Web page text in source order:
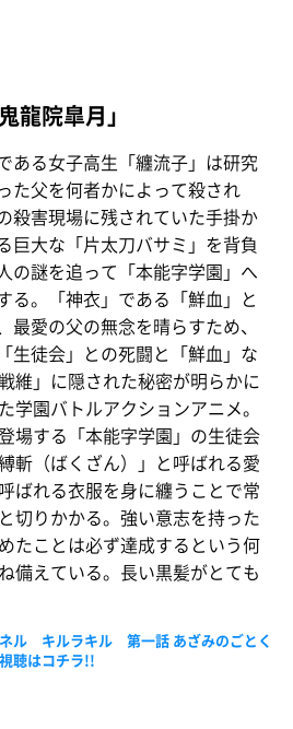
龍院皐月」
ある女子高生「纏流子」は研究
た父を何者かによって殺され
殺害現場に残されていた手掛か
巨大な「片太刀バサミ」を背負
の謎を追って「本能字学園」へ
る。「神衣」である「鮮血」と
最愛の父の無念を晴らすため、
生徒会」との死闘と「鮮血」な
維」に隠された秘密が明らかに
学園バトルアクションアニメ。
場する「本能字学園」の生徒会
斬（ばくざん）」と呼ばれる愛
ばれる衣服を身に纏うことで常
切りかかる。強い意志を持った
たことは必ず達成するという何
備えている。長い黒髪がとても
ル キルラキル 第一話 あざみのごとく
聴はコチラ!!